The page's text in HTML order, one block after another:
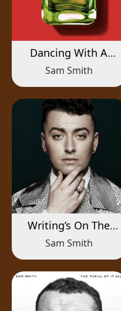
Dancing With A
Stranger
Sam Smith
Writing’s On The
Wall
Sam Smith